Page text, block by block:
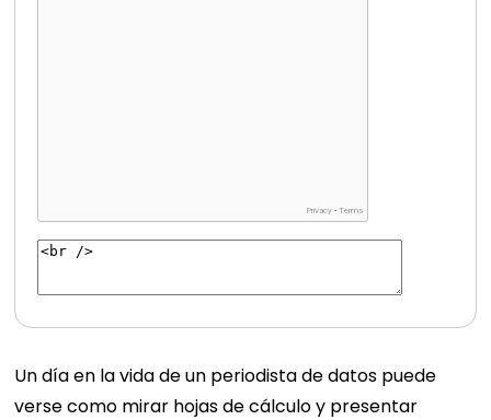
Un día en la vida de un periodista de datos puede
verse como mirar hojas de cálculo y presentar